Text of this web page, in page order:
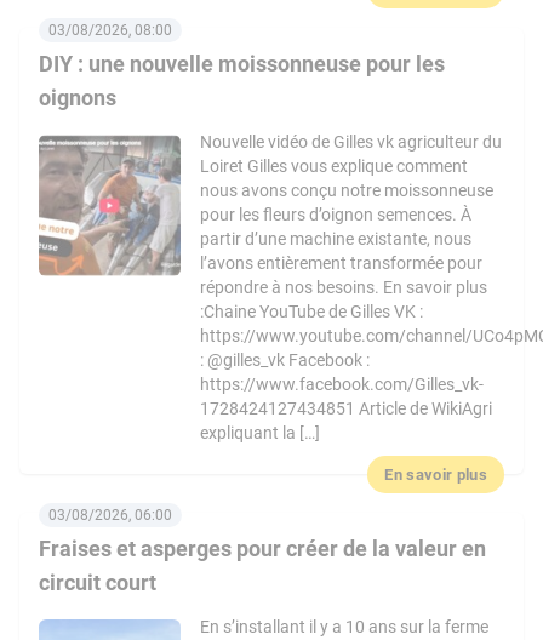
DIY : une nouvelle moissonneuse pour les
oignons
03/08/2026, 08:00
Nouvelle vidéo de Gilles vk agriculteur du
Loiret Gilles vous explique comment
nous avons conçu notre moissonneuse
pour les fleurs d’oignon semences. À
partir d’une machine existante, nous
l’avons entièrement transformée pour
répondre à nos besoins. En savoir plus
:Chaine YouTube de Gilles VK :
https://www.youtube.com/channel/
: @gilles_vk Facebook :
https://www.facebook.com/Gilles_vk-
1728424127434851 Article de WikiAgri
expliquant la […]
En savoir plus
Fraises et asperges pour créer de la valeur en
circuit court
03/08/2026, 06:00
En s’installant il y a 10 ans sur la ferme